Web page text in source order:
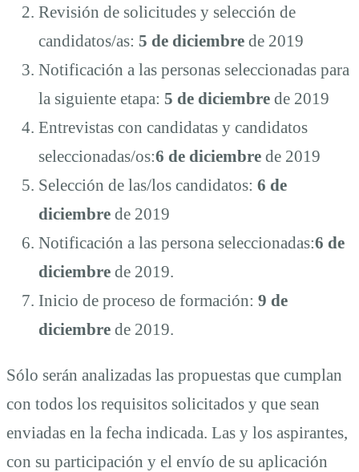
Revisión de solicitudes y selección de
candidatos/as: 5 de diciembre de 2019
Notificación a las personas seleccionadas para
la siguiente etapa: 5 de diciembre de 2019
Entrevistas con candidatas y candidatos
seleccionadas/os:6 de diciembre de 2019
Selección de las/los candidatos: 6 de
diciembre de 2019
Notificación a las persona seleccionadas:6 de
diciembre de 2019.
Inicio de proceso de formación: 9 de
diciembre de 2019.
Sólo serán analizadas las propuestas que cumplan
con todos los requisitos solicitados y que sean
enviadas en la fecha indicada. Las y los aspirantes,
con su participación y el envío de su aplicación